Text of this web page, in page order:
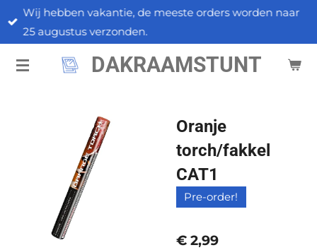
Ga
direct
de
DAKRAAMSTUNT
Wij hebben vakantie, de meeste orders worden naar
25 augustus verzonden.
Oranje
torch/fakkel
CAT1
Pre-order!
€ 2,99